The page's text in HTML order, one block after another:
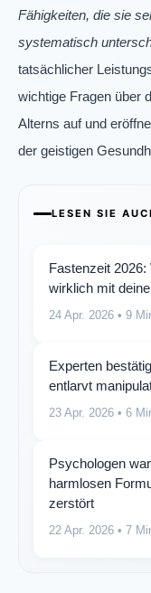
Fähigkeiten, die sie
systematisch
tatsächlicher
wichtige Fragen über
Alterns auf und
der geistigen
LESEN SIE
Fastenzeit
wirklich mit
24 Apr. 2026 • 9
Experten
entlarvt
23 Apr. 2026 • 6
Psychologen
harmlosen
zerstört
22 Apr. 2026 • 7